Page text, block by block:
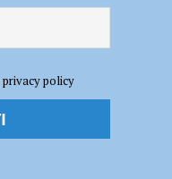
di alzare le tasse, ma
a Levoni
privacy policy